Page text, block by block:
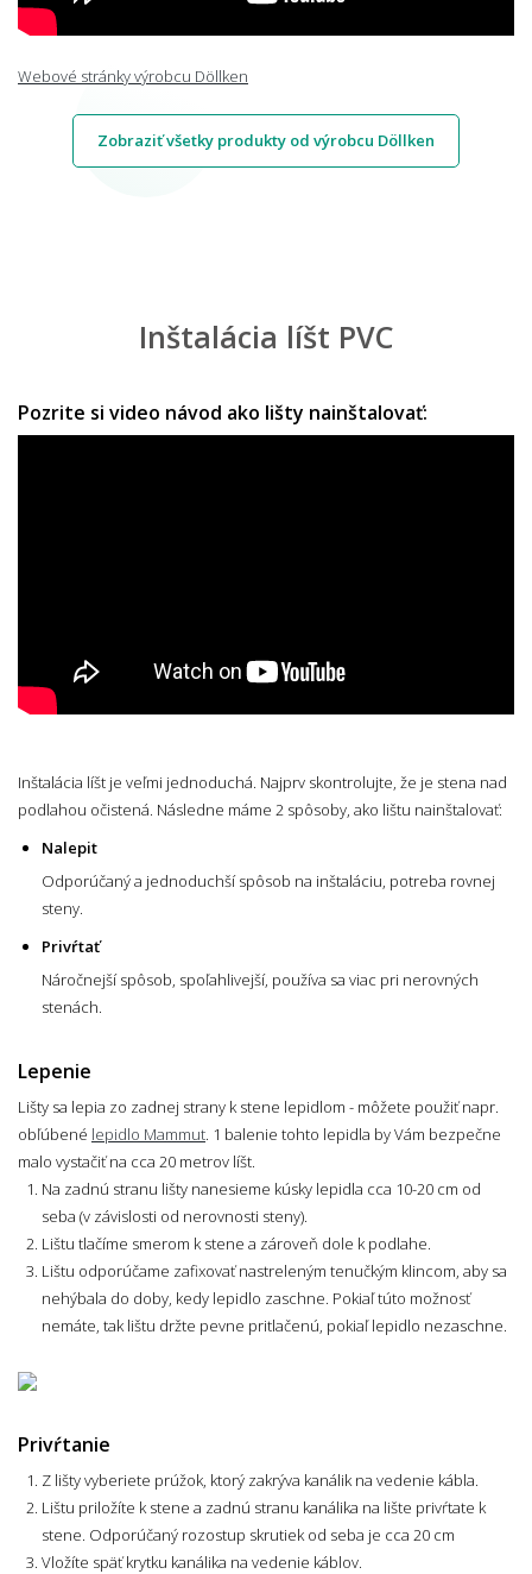
Webové stránky výrobcu Döllken
Zobraziť všetky produkty od výrobcu Döllken
Inštalácia líšt PVC
Pozrite si video návod ako lišty nainštalovať:
Inštalácia líšt je veľmi jednoduchá. Najprv skontrolujte, že je stena nad
podlahou očistená. Následne máme 2 spôsoby, ako lištu nainštalovať:
Nalepit
Odporúčaný a jednoduchší spôsob na inštaláciu, potreba rovnej
steny.
Privŕtať
Náročnejší spôsob, spoľahlivejší, používa sa viac pri nerovných
stenách.
Lepenie
Lišty sa lepia zo zadnej strany k stene lepidlom - môžete použiť napr.
obľúbené lepidlo Mammut. 1 balenie tohto lepidla by Vám bezpečne
malo vystačiť na cca 20 metrov líšt.
Na zadnú stranu lišty nanesieme kúsky lepidla cca 10-20 cm od
seba (v závislosti od nerovnosti steny).
Lištu tlačíme smerom k stene a zároveň dole k podlahe.
Lištu odporúčame zafixovať nastreleným tenučkým klincom, aby sa
nehýbala do doby, kedy lepidlo zaschne. Pokiaľ túto možnosť
nemáte, tak lištu držte pevne pritlačenú, pokiaľ lepidlo nezaschne.
Privŕtanie
Z lišty vyberiete prúžok, ktorý zakrýva kanálik na vedenie kábla.
Lištu priložíte k stene a zadnú stranu kanálika na lište privŕtate k
stene. Odporúčaný rozostup skrutiek od seba je cca 20 cm
Vložíte späť krytku kanálika na vedenie káblov.